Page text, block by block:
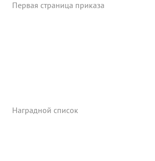
сопротивления, чем оказывал
танк с тральной полосы. ...»
Первая страница приказа
Наградной список